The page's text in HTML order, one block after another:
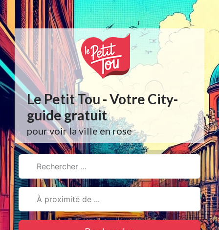
Aller
au
contenu
Le Petit Tou - Votre City-
guide gratuit
pour voir la ville en rose